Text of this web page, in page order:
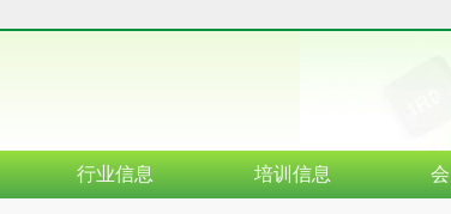
行业信息 培训信息